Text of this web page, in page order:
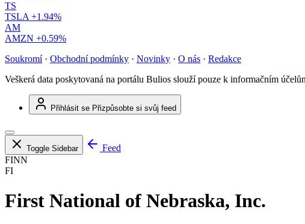
TS
TSLA +1.94%
AM
AMZN +0.59%
Soukromí · Obchodní podmínky · Novinky · O nás · Redakce
Veškerá data poskytovaná na portálu Bulios slouží pouze k informačním
Přihlásit se Přizpůsobte si svůj feed
Toggle Sidebar
Feed
FINN
FI
First National of Nebraska, Inc.